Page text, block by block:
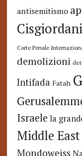
antisemitismo
Corte Penale
demolizioni
Intifada Fatah
Israele la
Middle East
Mondoweiss